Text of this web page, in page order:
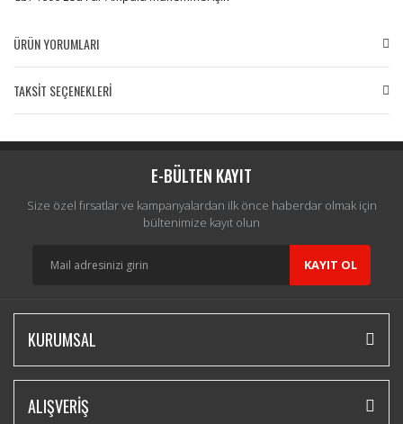
ÜRÜN YORUMLARI
Yorum Yaz
TAKSİT SEÇENEKLERİ
E-BÜLTEN KAYIT
Size özel fırsatlar ve kampanyalardan ilk önce haberdar olmak için
bültenimize kayıt olun
KAYIT OL
KURUMSAL
ALIŞVERİŞ